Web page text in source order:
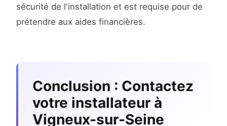
sécurité de l'installation et est requise pour de
prétendre aux aides financières.
Conclusion : Contactez
votre installateur à
Vigneux-sur-Seine